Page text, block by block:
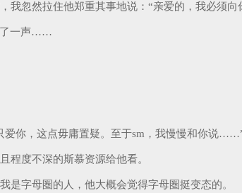
忽然拉住他郑重其事地说：“亲爱的，我必须
了一声……
爱你，这点毋庸置疑。至于sm，我慢慢和你说
程度不深的斯慕资源给他看。
是字母圏的人，他大概会觉得字母圏挺变态的。